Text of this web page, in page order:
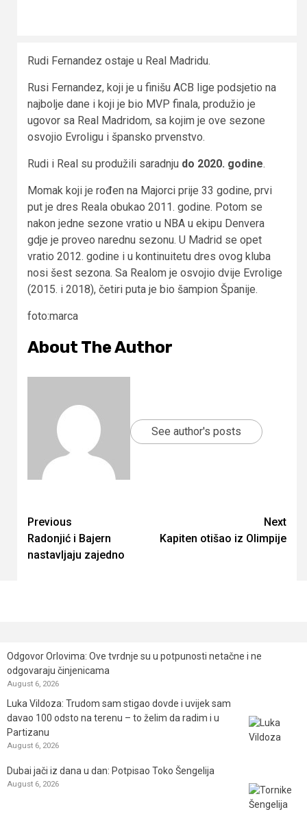
Rudi Fernandez ostaje u Real Madridu.
Rusi Fernandez, koji je u finišu ACB lige podsjetio na
najbolje dane i koji je bio MVP finala, produžio je
ugovor sa Real Madridom, sa kojim je ove sezone
osvojio Evroligu i špansko prvenstvo.
Rudi i Real su produžili saradnju do 2020. godine.
Momak koji je rođen na Majorci prije 33 godine, prvi
put je dres Reala obukao 2011. godine. Potom se
nakon jedne sezone vratio u NBA u ekipu Denvera
gdje je proveo narednu sezonu. U Madrid se opet
vratio 2012. godine i u kontinuitetu dres ovog kluba
nosi šest sezona. Sa Realom je osvojio dvije Evrolige
(2015. i 2018), četiri puta je bio šampion Španije.
foto:marca
About The Author
See author's posts
Continue
Reading
Previous
Radonjić i Bajern
nastavljaju zajedno
Next
Kapiten otišao iz Olimpije
Odgovor Orlovima: ​Ove tvrdnje su u potpunosti netačne i ne
odgovaraju činjenicama
August 6, 2026
Luka Vildoza: Trudom sam stigao dovde i uvijek sam
davao 100 odsto na terenu – to želim da radim i u
Partizanu
August 6, 2026
Dubai jači iz dana u dan: Potpisao Toko Šengelija
August 6, 2026